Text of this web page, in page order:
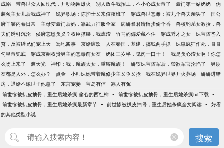
成溺
带兽世众人回现代，开动物园爆火 别人政斗我招工，不小心成女帝了 豪门第一姑奶奶
伪
装领主女儿后我成神了
诡异职场：陈护士又来值夜班了 穿成兽世恶雌：被九个兽夫亲哭了
国公
府丫鬟内卷日常
主母变豪门后妈，靠武力征服全家 病娇暴君请留步偷个香
兽校钓系女教授，兽
夫们诱引沉沦
侯府忘恩负义？权臣撑腰，我虐渣 竹马的偏爱藏不住 穿成秀才之女
妹宝随爸入
赘，反被继兄们宠上天
蜀地酱事 京婚缠欢 人在秦国，基建，搞钱两手抓
妹崽疯狂作死，哥哥
勾皇帝兜底
穿成京圈权贵男主的恶毒前女友 奶团三岁半，鬼肉一口干！
我是负心渣女啊！你怎
么吻上来了
渡天光 神印：我，魔族太女，重铸魔族！ 娇软妹宝随军后，禁欲军官沦陷了
男朋
友都是人外，怎么办？
点金 小师妹她带着魔修少主又争又抢 我在诡异世界开火葬场
娇娇进错
房，退婚不嫁世子他急了
东宫宠妾 宝岛有信
寡人有冤
前世惨被扒皮抽骨，重生后她杀疯 偷心的西红柿 - 前世惨被扒皮抽骨，重生后她杀疯txt下载 -
前世惨被扒皮抽骨，重生后她杀疯最新章节 - 前世惨被扒皮抽骨，重生后她杀疯全文阅读 - 好看
的其他类型小说
搜索